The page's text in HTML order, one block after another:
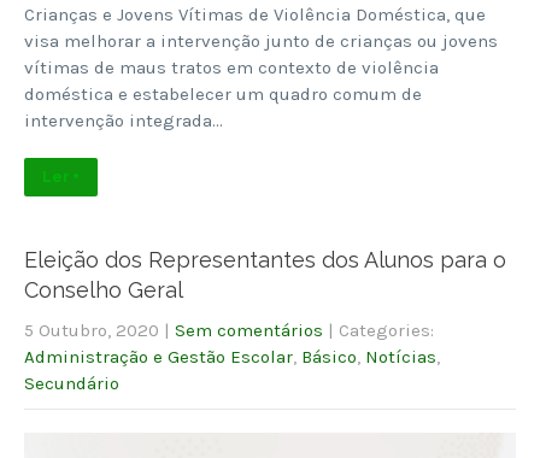
Crianças e Jovens Vítimas de Violência Doméstica, que
visa melhorar a intervenção junto de crianças ou jovens
vítimas de maus tratos em contexto de violência
doméstica e estabelecer um quadro comum de
intervenção integrada…
Ler +
Eleição dos Representantes dos Alunos para o
Conselho Geral
5 Outubro, 2020 | Sem comentários | Categories:
Administração e Gestão Escolar Básico Notícias
Secundário